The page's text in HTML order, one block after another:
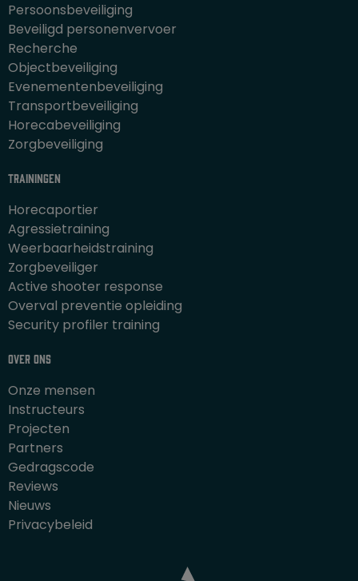
Persoonsbeveiliging
Beveiligd personenvervoer
Recherche
Objectbeveiliging
Evenementenbeveiliging
Transportbeveiliging
Horecabeveiliging
Zorgbeveiliging
Trainingen
Horecaportier
Agressietraining
Weerbaarheidstraining
Zorgbeveiliger
Active shooter response
Overval preventie opleiding
Security profiler training
Over ons
Onze mensen
Instructeurs
Projecten
Partners
Gedragscode
Reviews
Nieuws
Privacybeleid